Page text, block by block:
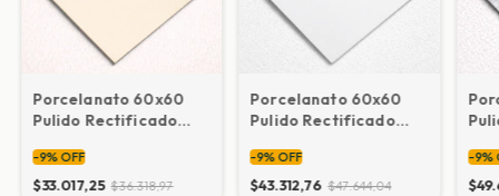
Porcelanato 60x60
Pulido Rectificado
IVA INCLUIDO)
-9% OFF
$33.017,25 $36.318,97
Porcelanato 60x60
Pulido Rectificado
-9% OFF
$43.312,76 $47.644,04
-9%